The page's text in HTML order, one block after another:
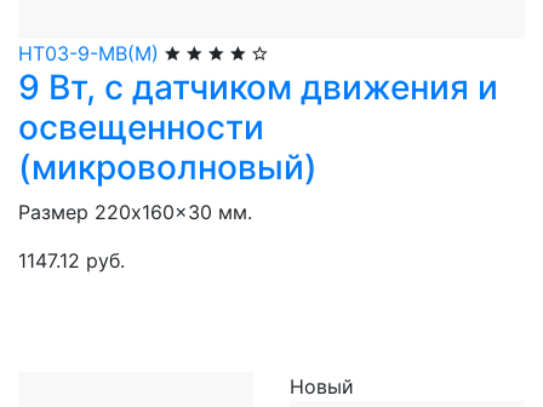
НТ03-9-МВ(М)
9 Вт, с датчиком движения и
освещенности
(микроволновый)
Размер 220x160x30 мм.
1147.12 руб.
Новый